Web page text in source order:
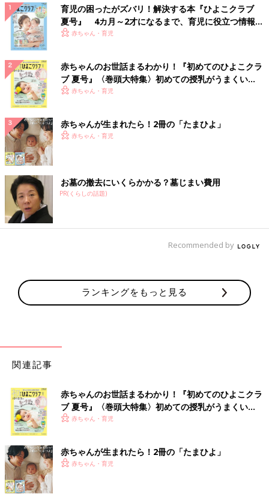
たまに、難しくてまだ遊べないオモチャを買ってしまいます。
し難しいパズルとか、まだうまく貼れないシールブックと
か・・・。ちょっとやらせてみても、子どもは「できない」とな
ってしまって、大人がやって見せるような形になります。そうい
うものって、やっぱり子どもはあんまり面白くなくて、そんなに
はめられるようになっていたり、シールをはがして貼れるように
なっていたり。
子どもも何となくドヤ顔。
育児の困ったがズバリ！解決する本『ひよこクラブ
夏号』 4カ月～2才になるまで、育児に役立つ情報が
いっぱい！
赤ちゃん・育児
赤ちゃんのお世話まるわかり！『初めてのひよこクラ
ブ 夏号』〈巻頭大特集〉初めての授乳がうまくい
く！ おっぱい・ミルクの基本と夏のトラブル 解決テ
赤ちゃん・育児
赤ちゃんが生まれたら！2冊の「たまひよ」
赤ちゃん・育児
お墓の撤去にいくらかかる？墓じまい費用
PR(くらしの話題)
Recommended by
ランキングをもっと見る
関連記事
赤ちゃんのお世話まるわかり！『初めてのひよこクラ
ブ 夏号』〈巻頭大特集〉初めての授乳がうまくい
く！ おっぱい・ミルクの基本と夏のトラブル 解決テ
赤ちゃん・育児
赤ちゃんが生まれたら！2冊の「たまひよ」
赤ちゃん・育児